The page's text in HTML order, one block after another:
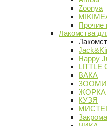
Zoonya
Прочие
Лакомства
Happy
LITTLE
ВАКА
ЖОРКА
КУЗЯ
Закрома